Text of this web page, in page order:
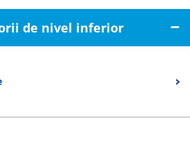
de nivel inferior